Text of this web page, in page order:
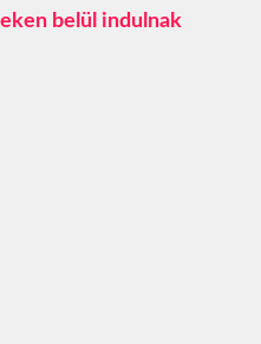
belül indulnak